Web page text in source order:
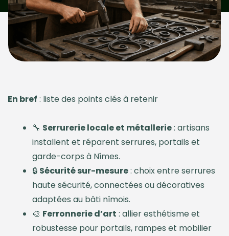
En bref : liste des points clés à retenir
🔧 Serrurerie locale et métallerie: artisans
installent et réparent serrures, portails et
garde-corps à Nîmes.
🔒 Sécurité sur-mesure: choix entre serrures
haute sécurité, connectées ou décoratives
adaptées au bâti nîmois.
🎨 Ferronnerie d’art : allier esthétisme et
robustesse pour portails, rampes et mobilier